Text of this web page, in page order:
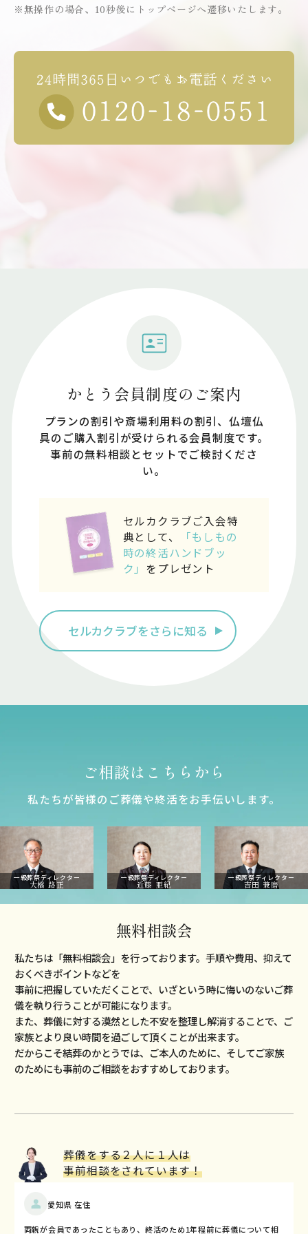
※無操作の場合、10秒後にトップページへ遷移いたします。
かとう会員制度のご案内
プランの割引や斎場利⽤料の割引、仏壇仏
具のご購⼊割引が受けられる会員制度です。
事前の無料相談とセットでご検討くださ
い。
セルカクラブご入会特
典として、
「もしもの
時の終活ハンドブッ
ク」 をプレゼント
セルカクラブをさらに知る
ご相談はこちらから
私たちが皆様のご葬儀や終活をお⼿伝いします。
一級葬祭ディレクター
大橋 路正
一級葬祭ディレクター
近藤 亜紀
一級葬祭ディレクター
吉田 兼磨
無料相談会
私たちは「無料相談会」を⾏っております。⼿順や費⽤、抑えて
おくべきポイントなどを
事前に把握していただくことで、いざという時に悔いのないご葬
儀を執り⾏うことが可能になります。
また、葬儀に対する漠然とした不安を整理し解消することで、ご
家族とより良い時間を過ごして頂くことが出来ます。
だからこそ結葬のかとうでは、ご本⼈のために、そしてご家族
のためにも事前のご相談をおすすめしております。
葬儀をする２⼈に１⼈は
事前相談をされています！
愛知県 在住
両親が会員であったこともあり、終活のため1年程前に葬儀について相